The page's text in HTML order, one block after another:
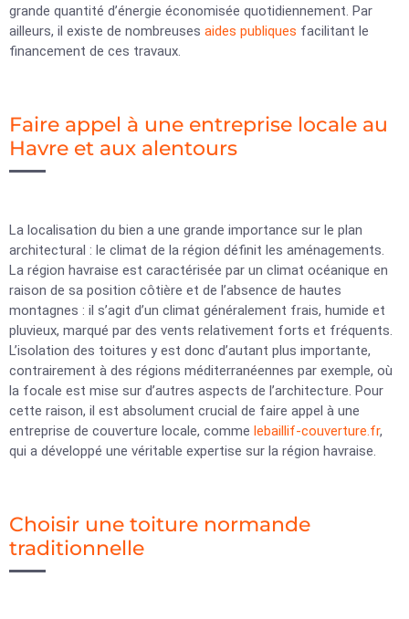
grande quantité d’énergie économisée quotidiennement. Par
ailleurs, il existe de nombreuses aides publiques facilitant le
financement de ces travaux.
Faire appel à une entreprise locale au
Havre et aux alentours
La localisation du bien a une grande importance sur le plan
architectural : le climat de la région définit les aménagements.
La région havraise est caractérisée par un climat océanique en
raison de sa position côtière et de l’absence de hautes
montagnes : il s’agit d’un climat généralement frais, humide et
pluvieux, marqué par des vents relativement forts et fréquents.
L’isolation des toitures y est donc d’autant plus importante,
contrairement à des régions méditerranéennes par exemple, où
la focale est mise sur d’autres aspects de l’architecture. Pour
cette raison, il est absolument crucial de faire appel à une
entreprise de couverture locale, comme lebaillif-couverture.fr,
qui a développé une véritable expertise sur la région havraise.
Choisir une toiture normande
traditionnelle